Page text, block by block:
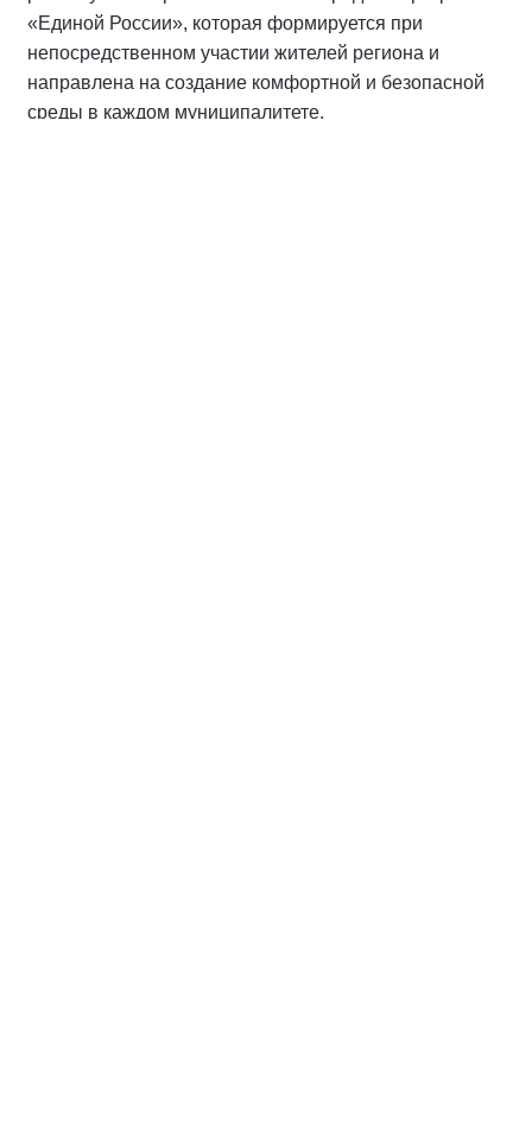
«Единой России», которая формируется при
непосредственном участии жителей региона и
направлена на создание комфортной и безопасной
среды в каждом муниципалитете.